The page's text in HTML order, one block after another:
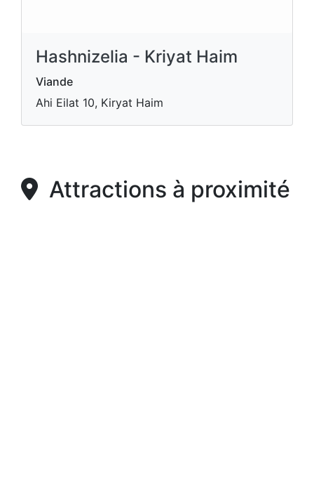
Hashnizelia - Kriyat Haim
Viande
Ahi Eilat 10, Kiryat Haim
Attractions à proximité